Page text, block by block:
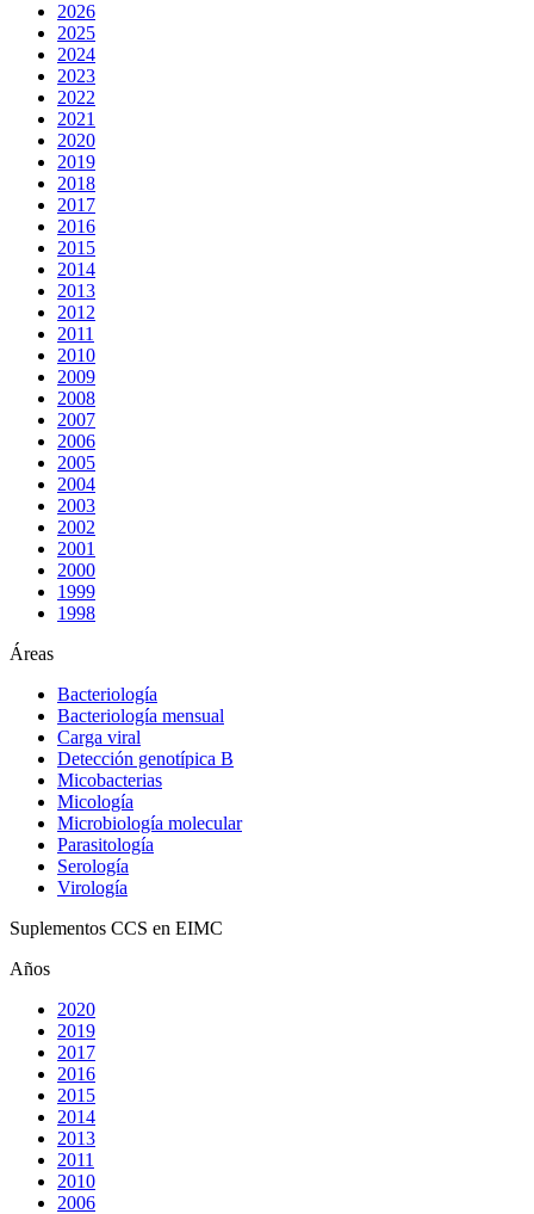
2026
2025
2024
2023
2022
2021
2020
2019
2018
2017
2016
2015
2014
2013
2012
2011
2010
2009
2008
2007
2006
2005
2004
2003
2002
2001
2000
1999
1998
Áreas
Bacteriología
Bacteriología mensual
Carga viral
Detección genotípica B
Micobacterias
Micología
Microbiología molecular
Parasitología
Serología
Virología
Suplementos CCS en EIMC
Años
2020
2019
2017
2016
2015
2014
2013
2011
2010
2006